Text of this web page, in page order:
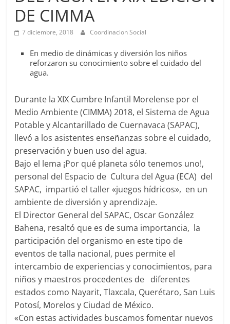
:.
Sistema
Alcantarillado
del
Municipio
de
Cuernavaca
DE CIMMA
7 diciembre, 2018 Coordinacion Social
En medio de dinámicas y diversión los niños
reforzaron su conocimiento sobre el cuidado del
agua.
Durante la XIX Cumbre Infantil Morelense por el
Medio Ambiente (CIMMA) 2018, el Sistema de Agua
Potable y Alcantarillado de Cuernavaca (SAPAC),
llevó a los asistentes enseñanzas sobre el cuidado,
preservación y buen uso del agua.
Bajo el lema ¡Por qué planeta sólo tenemos uno!,
personal del Espacio de Cultura del Agua (ECA) del
SAPAC, impartió el taller «juegos hídricos», en un
ambiente de diversión y aprendizaje.
El Director General del SAPAC, Oscar González
Bahena, resaltó que es de suma importancia, la
participación del organismo en este tipo de
eventos de talla nacional, pues permite el
intercambio de experiencias y conocimientos, para
niños y maestros procedentes de diferentes
estados como Nayarit, Tlaxcala, Querétaro, San Luis
Potosí, Morelos y Ciudad de México.
«Con estas actividades buscamos fomentar nuevos